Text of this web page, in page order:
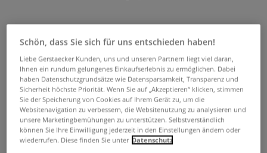
Künstlerstifte, einzeln
3 Bewertungen
FABER-CASTELL PITT Künstlerstifte - die hervorragenden
Gebrauchseigenschaften, die hohe Lichtbeständigkeit der
Farben und die durch spezielle Bindemittel gewährleistete
Pigmentdichte zählen zu den besonderen
Qualitätsmerkmalen. – Preise pro Stift.
Schön, dass Sie sich für uns entschieden haben!
Liebe Gerstaecker Kunden, uns und unseren Partnern liegt viel daran,
Ihnen ein rundum gelungenes Einkaufserlebnis zu ermöglichen. Dabei
haben Datenschutzgrundsätze wie Datensparsamkeit, Transparenz und
Sicherheit höchste Priorität. Wenn Sie auf „Akzeptieren“ klicken, stimmen
Sie der Speicherung von Cookies auf Ihrem Gerät zu, um die
Websitenavigation zu verbessern, die Websitenutzung zu analysieren und
unsere Marketingbemühungen zu unterstützen. Selbstverständlich
können Sie Ihre Einwilligung jederzeit in den Einstellungen ändern oder
wiederrufen. Diese finden Sie unter Datenschutz